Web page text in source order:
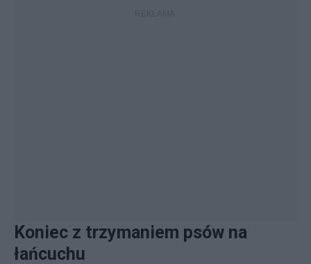
Koniec z trzymaniem psów na
łańcuchu